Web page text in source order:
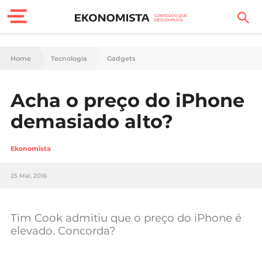
Finanças Pessoais
Carreira
Tecnologia
Home Tecnologia Gadgets
Acha o preço do iPhone
demasiado alto?
Ekonomista
25 Mai, 2016
Tim Cook admitiu que o preço do iPhone é
elevado. Concorda?